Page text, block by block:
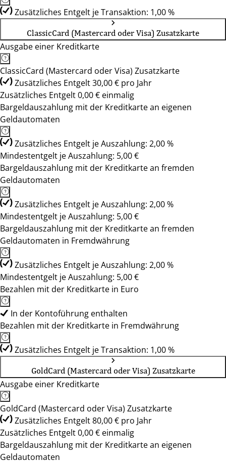
Zusätzliches Entgelt je Transaktion: 1,00 %
ClassicCard (Mastercard oder Visa) Zusatzkarte
Ausgabe einer Kreditkarte
ClassicCard (Mastercard oder Visa) Zusatzkarte
Zusätzliches Entgelt 30,00 € pro Jahr
Zusätzliches Entgelt 0,00 € einmalig
Bargeldauszahlung mit der Kreditkarte an eigenen
Geldautomaten
Zusätzliches Entgelt je Auszahlung: 2,00 %
Mindestentgelt je Auszahlung: 5,00 €
Bargeldauszahlung mit der Kreditkarte an fremden
Geldautomaten
Zusätzliches Entgelt je Auszahlung: 2,00 %
Mindestentgelt je Auszahlung: 5,00 €
Bargeldauszahlung mit der Kreditkarte an fremden
Geldautomaten in Fremdwährung
Zusätzliches Entgelt je Auszahlung: 2,00 %
Mindestentgelt je Auszahlung: 5,00 €
Bezahlen mit der Kreditkarte in Euro
In der Kontoführung enthalten
Bezahlen mit der Kreditkarte in Fremdwährung
Zusätzliches Entgelt je Transaktion: 1,00 %
GoldCard (Mastercard oder Visa) Zusatzkarte
Ausgabe einer Kreditkarte
GoldCard (Mastercard oder Visa) Zusatzkarte
Zusätzliches Entgelt 80,00 € pro Jahr
Zusätzliches Entgelt 0,00 € einmalig
Bargeldauszahlung mit der Kreditkarte an eigenen
Geldautomaten